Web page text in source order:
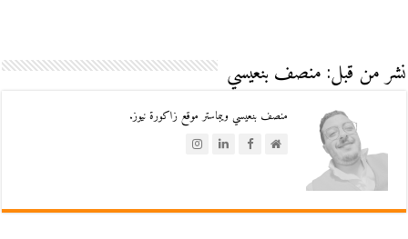
نشر من قبل: منصف بنعيسي
منصف بنعيسي ويبماستر موقع زاكورة نيوز.